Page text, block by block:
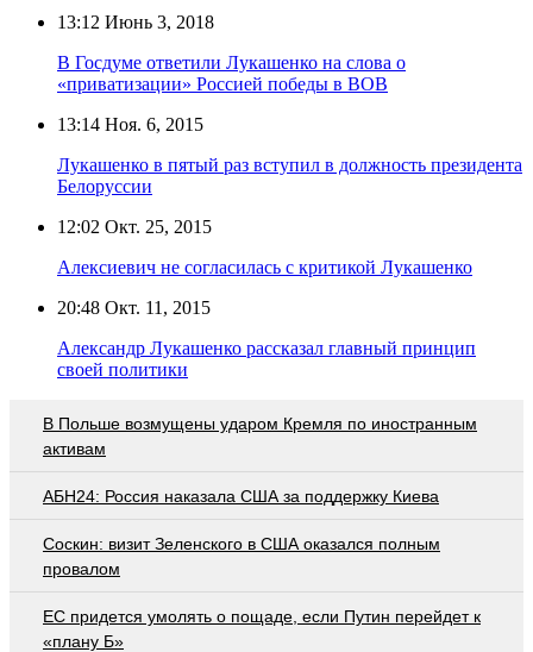
13:12 Июнь 3, 2018
В Госдуме ответили Лукашенко на слова о
«приватизации» Россией победы в ВОВ
13:14 Ноя. 6, 2015
Лукашенко в пятый раз вступил в должность президента
Белоруссии
12:02 Окт. 25, 2015
Алексиевич не согласилась с критикой Лукашенко
20:48 Окт. 11, 2015
Александр Лукашенко рассказал главный принцип
своей политики
В Польше возмущены ударом Кремля по иностранным
активам
АБН24: Россия наказала США за поддержку Киева
Соскин: визит Зеленского в США оказался полным
провалом
EC придется умолять о пощаде, если Путин перейдет к
«плану Б»